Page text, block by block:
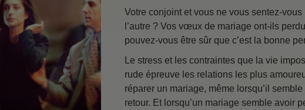
Les investigations
Solutions à un environnement
Cibles et buts
Votre conjoint et vous ne vous sentez-vous
l’autre ? Vos vœux de mariage ont-ils
pouvez-vous être sûr que c’est la bonne
Le stress et les contraintes que la vie
rude épreuve les relations les plus
réparer un mariage, même lorsqu’il
retour. Et lorsqu’un mariage semble avoir